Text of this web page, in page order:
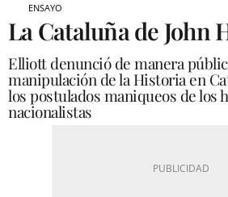
ENSAYO
La Cataluña de John
Elliott denunció de manera
manipulación de la Historia en
los postulados maniqueos de los
nacionalistas